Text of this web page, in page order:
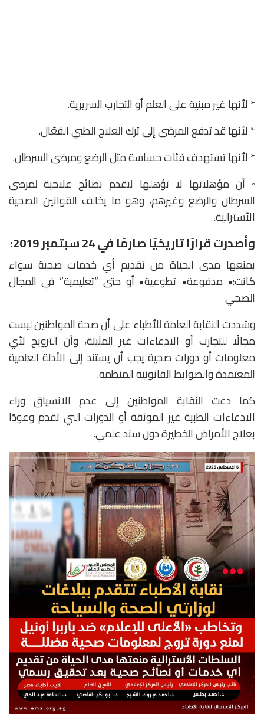
* لأنها غير مبنية على العلم أو التجارب السريرية.
* لأنها قد تدفع المرضى إلى ترك العلاج الطبي الفعّال.
* لأنها تستهدف فئات حساسة مثل الرضع ومرضى السرطان.
◦ أن مؤهلاتها لا تؤهلها لتقدم نصائح علاجية لمرضى
السرطان والرضع وغيرهم، وهو ما يخالف القوانين الصحية
الأسترالية.
وأصدرت قرارًا تاريخيًا صارمًا في 24 سبتمبر 2019:
بمنعها مدى الحياة من تقديم أي خدمات صحية سواء
كانت:• مدفوعة• تطوعية• أو حتى “تعليمية” في المجال
الصحي
وشددت النقابة العامة للأطباء على أن صحة المواطنين ليست
مجالًا للتجارب أو الادعاءات غير المثبتة، وأن الترويج لأي
معلومات أو دورات صحية يجب أن يستند إلى الأدلة العلمية
المعتمدة والضوابط القانونية المنظمة.
كما دعت النقابة المواطنين إلى عدم الانسياق وراء
الادعاءات الطبية غير الموثقة أو الدورات التي تقدم وعودًا
بعلاج الأمراض الخطيرة دون سند علمي.